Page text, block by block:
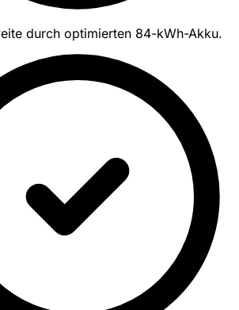
durch optimierten 84-kWh-Akku.